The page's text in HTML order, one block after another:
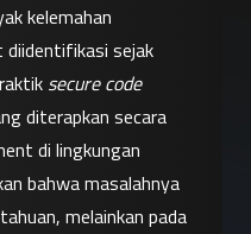
kelemahan
diidentifikasi sejak
secure code
diterapkan secara
di lingkungan
bahwa masalahnya
melainkan pada